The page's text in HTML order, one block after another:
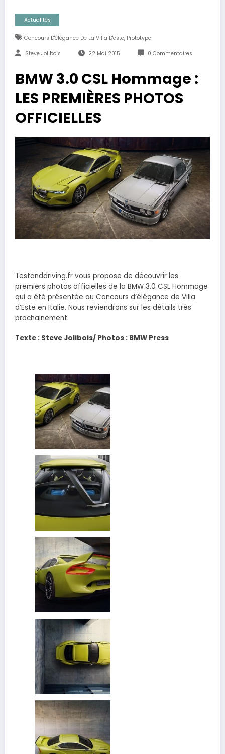
Actualités
Concours D'élégance De La Villa D'este, Prototype
Steve Jolibois 22 Mai 2015 0 Commentaires
BMW 3.0 CSL Hommage :
LES PREMIÈRES PHOTOS
OFFICIELLES
Testanddriving.fr vous propose de découvrir les
premiers photos officielles de la BMW 3.0 CSL Hommage
qui a été présentée au Concours d’élégance de Villa
d’Este en Italie. Nous reviendrons sur les détails très
prochainement.
Texte : Steve Jolibois/ Photos : BMW Press